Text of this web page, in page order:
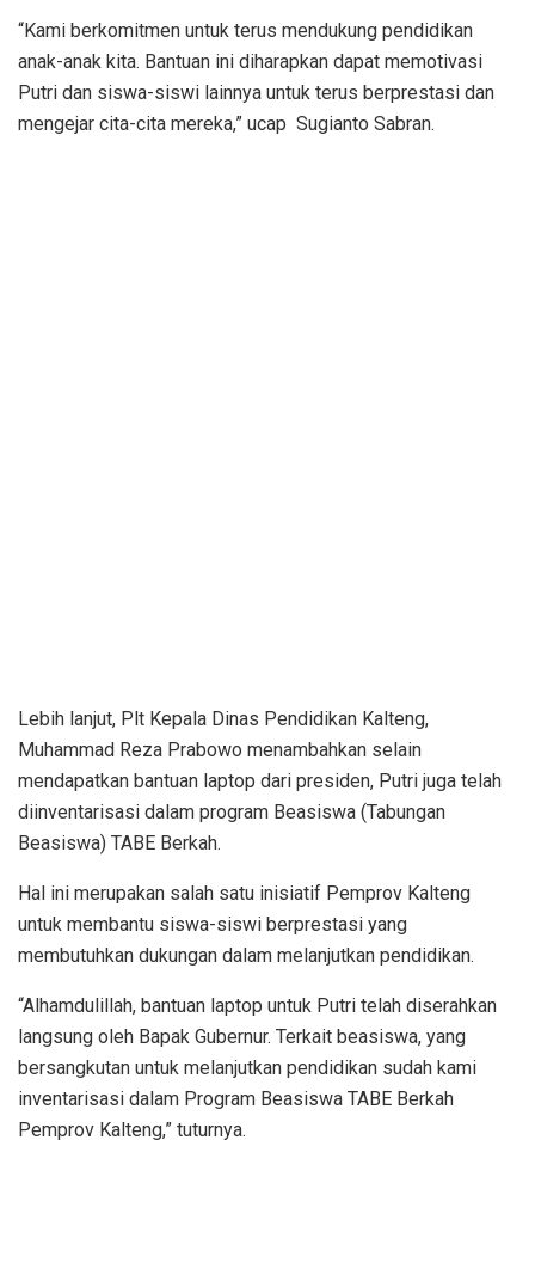
“Kami berkomitmen untuk terus mendukung pendidikan
anak-anak kita. Bantuan ini diharapkan dapat memotivasi
Putri dan siswa-siswi lainnya untuk terus berprestasi dan
mengejar cita-cita mereka,” ucap Sugianto Sabran.
Lebih lanjut, Plt Kepala Dinas Pendidikan Kalteng,
Muhammad Reza Prabowo menambahkan selain
mendapatkan bantuan laptop dari presiden, Putri juga telah
diinventarisasi dalam program Beasiswa (Tabungan
Beasiswa) TABE Berkah.
Hal ini merupakan salah satu inisiatif Pemprov Kalteng
untuk membantu siswa-siswi berprestasi yang
membutuhkan dukungan dalam melanjutkan pendidikan.
“Alhamdulillah, bantuan laptop untuk Putri telah diserahkan
langsung oleh Bapak Gubernur. Terkait beasiswa, yang
bersangkutan untuk melanjutkan pendidikan sudah kami
inventarisasi dalam Program Beasiswa TABE Berkah
Pemprov Kalteng,” tuturnya.